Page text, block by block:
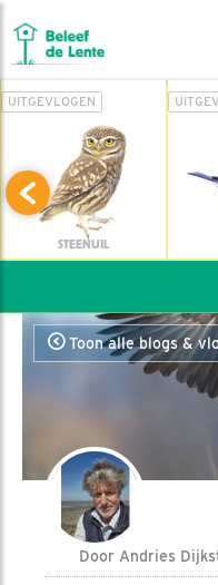
UITGEVLOGEN
STEENUIL
Toon alle blogs &
Door Andries